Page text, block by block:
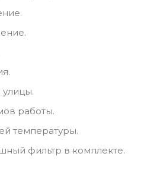
работы.
температуры.
фильтр в комплекте.